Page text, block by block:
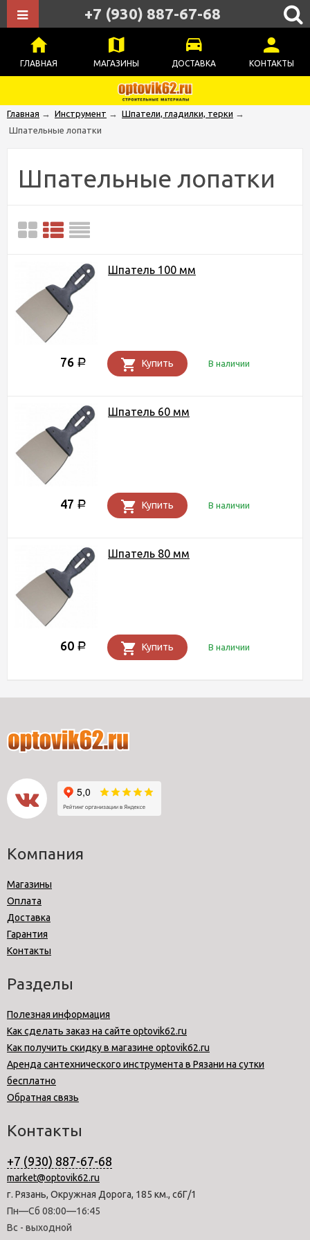
ГЛАВНАЯ МАГАЗИНЫ ДОСТАВКА КОНТАКТЫ
+7 (930) 887-67-68
Главная → Инструмент → Шпатели, гладилки, терки →
Шпательные лопатки
Шпательные лопатки
Шпатель 100 мм
76 Р Купить В наличии
Шпатель 60 мм
47 Р Купить В наличии
Шпатель 80 мм
60 Р Купить В наличии
Компания
Магазины
Оплата
Доставка
Гарантия
Контакты
Разделы
Полезная информация
Как сделать заказ на сайте optovik62.ru
Как получить скидку в магазине optovik62.ru
Аренда сантехнического инструмента в Рязани на сутки
бесплатно
Обратная связь
Контакты
+7 (930) 887-67-68
market@optovik62.ru
г. Рязань, Окружная Дорога, 185 км., с6Г/1
Пн—Сб 08:00—16:45
Вс - выходной